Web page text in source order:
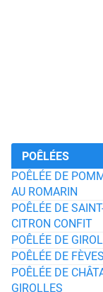
POÊLÉES
POÊLÉE DE
AU ROMARIN
POÊLÉE DE
CITRON CONFIT
POÊLÉE DE
POÊLÉE DE
POÊLÉE DE
GIROLLES